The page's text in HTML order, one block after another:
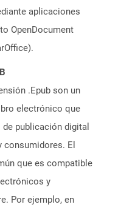
aplicaciones
OpenDocument
.Epub son un
electrónico que
publicación digital
consumidores. El
que es compatible
y
Por ejemplo, en